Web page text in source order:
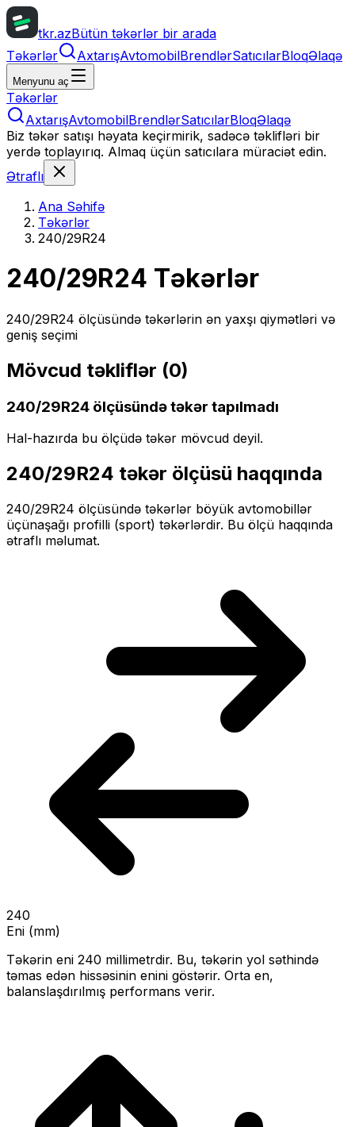
tkr.azBütün təkərlər bir arada
Təkərlər
AxtarışAvtomobilBrendlərSatıcılarBloqƏlaqə
Menyunu aç
Təkərlər
AxtarışAvtomobilBrendlərSatıcılarBloqƏlaqə
Biz təkər satışı həyata keçirmirik, sadəcə təklifləri bir
yerdə toplayırıq. Almaq üçün satıcılara müraciət edin.
Ətraflı
Ana Səhifə
Təkərlər
240/29R24
240/29R24 Təkərlər
240/29R24 ölçüsündə təkərlərin ən yaxşı qiymətləri və
geniş seçimi
Mövcud təkliflər (0)
240/29R24 ölçüsündə təkər tapılmadı
Hal-hazırda bu ölçüdə təkər mövcud deyil.
240/29R24 təkər ölçüsü haqqında
240/29R24 ölçüsündə təkərlər böyük avtomobillər
üçünaşağı profilli (sport) təkərlərdir. Bu ölçü haqqında
ətraflı məlumat.
240
Eni (mm)
Təkərin eni 240 millimetrdir. Bu, təkərin yol səthində
təmas edən hissəsinin enini göstərir. Orta en,
balanslaşdırılmış performans verir.